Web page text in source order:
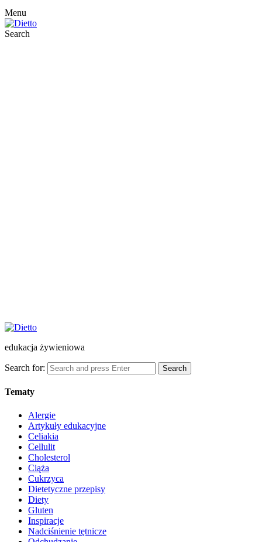
Menu
Search
edukacja żywieniowa
Search for: Search
Tematy
Alergie
Artykuły edukacyjne
Celiakia
Cellulit
Cholesterol
Ciąża
Cukrzyca
Dietetyczne przepisy
Diety
Gluten
Inspiracje
Nadciśnienie tętnicze